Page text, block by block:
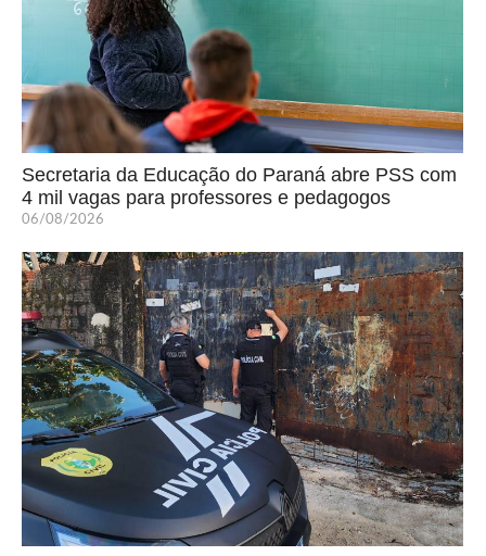
Secretaria da Educação do Paraná abre PSS com
4 mil vagas para professores e pedagogos
06/08/2026